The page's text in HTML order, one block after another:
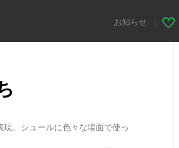
お知らせ
。シュールに色々な場面で使っ